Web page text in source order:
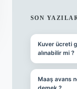
SON
Kuver ücreti
alınabilir mi ?
Maaş avans